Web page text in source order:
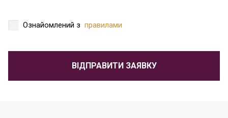
Ознайомлений з правилами
ВІДПРАВИТИ ЗАЯВКУ